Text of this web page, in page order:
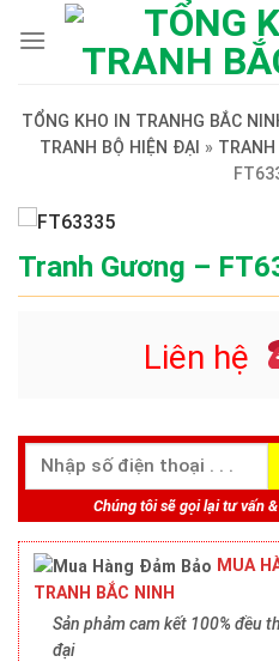
TỔNG KHO IN TRANHG BẮC
TRANH BỘ HIỆN ĐẠI » TRANH
Tranh Gương –
Liên hệ
Chúng tôi sẽ gọi lại tư vấn
MUA
TRANH BẮC NINH
Sản phảm cam kết 100% đều
đại